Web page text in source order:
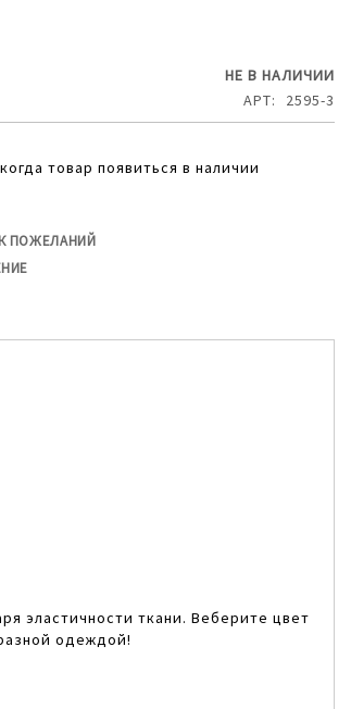
НЕ В НАЛИЧИИ
АРТ
2595-3
товар появиться в наличии
ПОЖЕЛАНИЙ
эластичности ткани. Веберите цвет
одеждой!